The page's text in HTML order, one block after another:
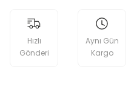
Hızlı
Gönderi
Aynı Gün
Kargo